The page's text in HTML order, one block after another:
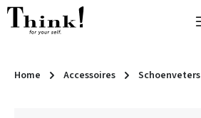
Ga naar de hoofdinhoud
Home Accessoires Schoenveters